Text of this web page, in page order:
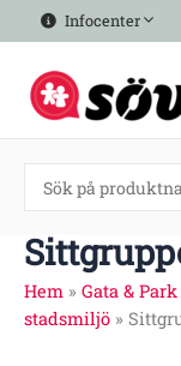
Hoppa
till
innehåll
Infocenter
Hem » Gata & Park
stadsmiljö »